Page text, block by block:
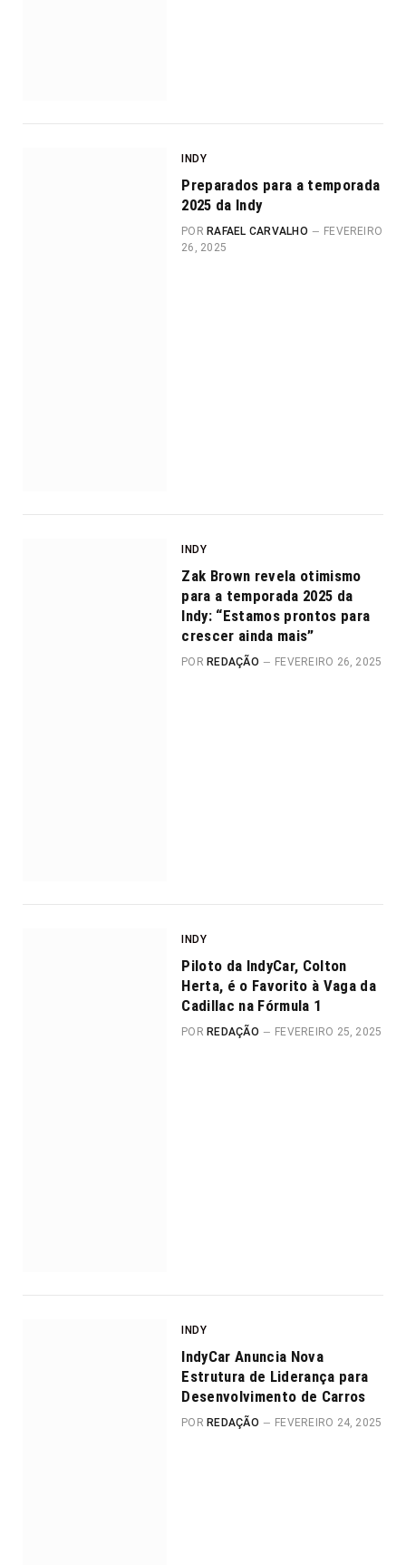
INDY
Preparados para a temporada
2025 da Indy
POR RAFAEL CARVALHO
FEVEREIRO
26, 2025
INDY
Zak Brown revela otimismo
para a temporada 2025 da
Indy: “Estamos prontos para
crescer ainda mais”
POR REDAÇÃO FEVEREIRO 26, 2025
INDY
Piloto da IndyCar, Colton
Herta, é o Favorito à Vaga da
Cadillac na Fórmula 1
POR REDAÇÃO FEVEREIRO 25, 2025
INDY
IndyCar Anuncia Nova
Estrutura de Liderança para
Desenvolvimento de Carros
POR REDAÇÃO FEVEREIRO 24, 2025